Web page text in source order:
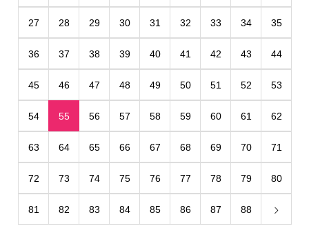
27 28 29 30 31 32 33 34 35
36 37 38 39 40 41 42 43 44
45 46 47 48 49 50 51 52 53
54 55 56 57 58 59 60 61 62
63 64 65 66 67 68 69 70 71
72 73 74 75 76 77 78 79 80
81 82 83 84 85 86 87 88